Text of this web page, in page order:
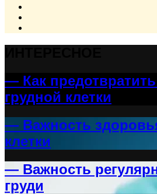
— Как
грудной клетки
— Важность
клетки
— Важность
груди